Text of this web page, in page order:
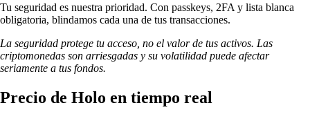
Tu seguridad es nuestra prioridad. Con passkeys, 2FA y lista blanca
obligatoria, blindamos cada una de tus transacciones.
La seguridad protege tu acceso, no el valor de tus activos. Las
criptomonedas son arriesgadas y su volatilidad puede afectar
seriamente a tus fondos.
Precio de Holo en tiempo real